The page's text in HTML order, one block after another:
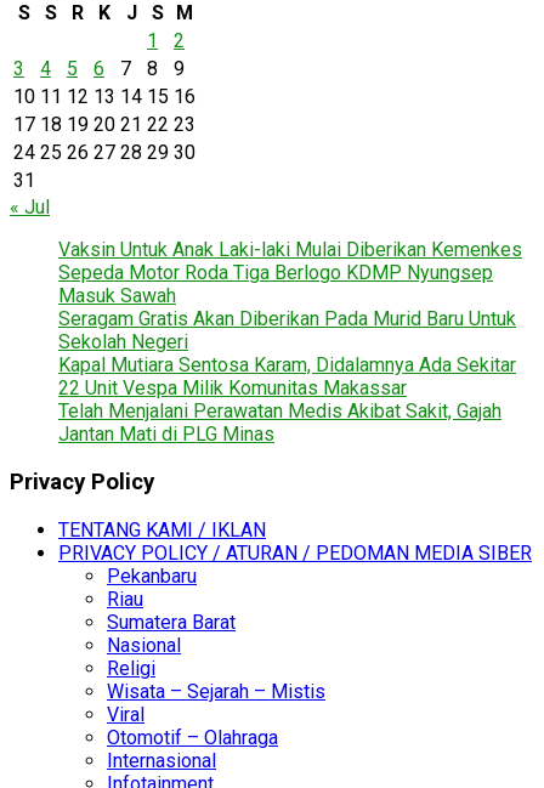
S
S R K J S
M
1
2
3
4 5 6 7 8
9
10 11 12 13 14 15 16
17 18 19 20 21 22 23
24 25 26 27 28 29 30
31
« Jul
Vaksin Untuk Anak Laki-laki Mulai Diberikan Kemenkes
Sepeda Motor Roda Tiga Berlogo KDMP Nyungsep
Masuk Sawah
Seragam Gratis Akan Diberikan Pada Murid Baru Untuk
Sekolah Negeri
Kapal Mutiara Sentosa Karam, Didalamnya Ada Sekitar
22 Unit Vespa Milik Komunitas Makassar
Telah Menjalani Perawatan Medis Akibat Sakit, Gajah
Jantan Mati di PLG Minas
Privacy Policy
TENTANG KAMI / IKLAN
PRIVACY POLICY / ATURAN / PEDOMAN MEDIA SIBER
Pekanbaru
Riau
Sumatera Barat
Nasional
Religi
Wisata – Sejarah – Mistis
Viral
Otomotif – Olahraga
Internasional